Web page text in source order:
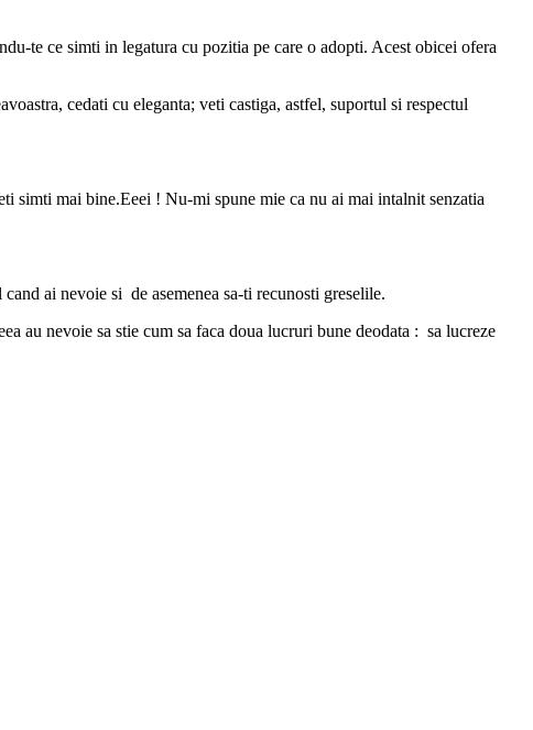
te ce simti in legatura cu pozitia pe care o adopti. Acest obicei ofera
cedati cu eleganta; veti castiga, astfel, suportul si respectul
simti mai bine.Eeei ! Nu-mi spune mie ca nu ai mai intalnit senzatia
ai nevoie si de asemenea sa-ti recunosti greselile.
au nevoie sa stie cum sa faca doua lucruri bune deodata : sa lucreze